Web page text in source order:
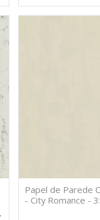
Papel de Parede
- City Romance -